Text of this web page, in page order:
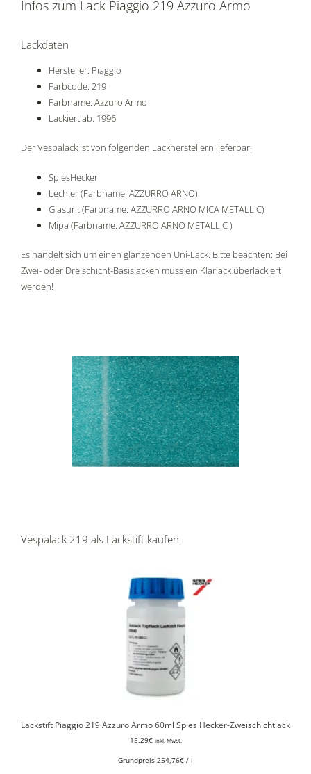
Infos zum Lack Piaggio 219 Azzuro Armo
Lackdaten
Hersteller: Piaggio
Farbcode: 219
Farbname: Azzuro Armo
Lackiert ab: 1996
Der Vespalack ist von folgenden Lackherstellern lieferbar:
SpiesHecker
Lechler (Farbname: AZZURRO ARNO)
Glasurit (Farbname: AZZURRO ARNO MICA METALLIC)
Mipa (Farbname: AZZURRO ARNO METALLIC )
Es handelt sich um einen glänzenden Uni-Lack. Bitte beachten: Bei
Zwei- oder Dreischicht-Basislacken muss ein Klarlack überlackiert
werden!
Vespalack 219 als Lackstift kaufen
Lackstift Piaggio 219 Azzuro Armo 60ml Spies Hecker-Zweischichtlack
15,29€ inkl. MwSt.
Grundpreis 254,76€ / l